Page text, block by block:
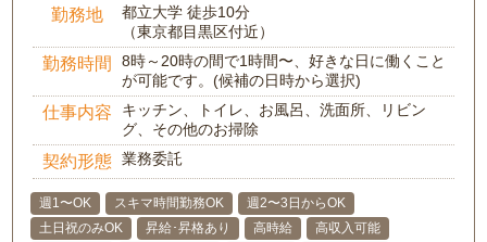
勤務地
都立大学 徒歩10分
（東京都目黒区付近）
勤務時間
8時～20時の間で1時間〜、好きな日に働くこと
が可能です。(候補の日時から選択)
仕事内容
キッチン、トイレ、お風呂、洗面所、リビン
グ、その他のお掃除
契約形態 業務委託
週1〜OK スキマ時間勤務OK
週2〜3日からOK
土日祝のみOK
昇給･昇格あり 高時給
高収入可能